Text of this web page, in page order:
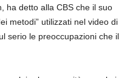
ha detto alla CBS che il suo
metodi” utilizzati nel video di
serio le preoccupazioni che il